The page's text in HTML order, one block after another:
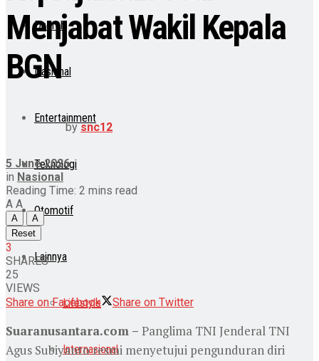
Daerah
Nasional
Entertainment
Teknologi
Otomotif
Lainnya
Lifestyle
Internasional
Menjabat Wakil Kepala
BGN
by snc12
5 June 2026
in Nasional
Reading Time: 2 mins read
A A
A
A
Reset
3
SHARES
25
VIEWS
Share on Facebook
Share on Twitter
Suaranusantara.com – Panglima TNI Jenderal TNI
Agus Subiyanto resmi menyetujui pengunduran diri